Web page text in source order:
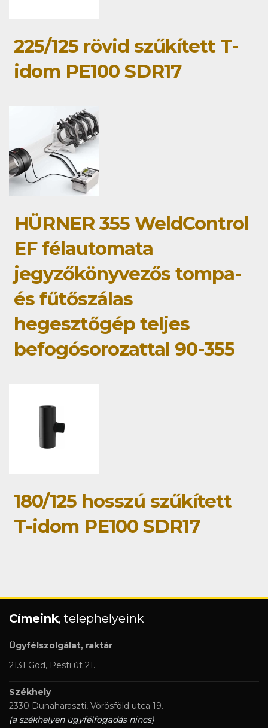
225/125 rövid szűkített T-
idom PE100 SDR17
HÜRNER 355 WeldControl
EF félautomata
jegyzőkönyvezős tompa-
és fűtőszálas
hegesztőgép teljes
befogósorozattal 90-355
180/125 hosszú szűkített
T-idom PE100 SDR17
Címeink, telephelyeink
Ügyfélszolgálat, raktár
2131 Göd, Pesti út 21.
Székhely
2330 Dunaharaszti, Vörösföld utca 19.
(a székhelyen ügyfélfogadás nincs)